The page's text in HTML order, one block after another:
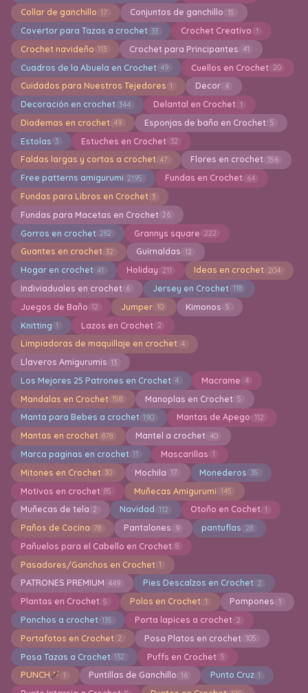
Collar de ganchillo 17 Conjuntos de ganchillo 15
Covertor para Tazas a crochet 33 Crochet Creativo 1
Crochet navideño 113 Crochet para Principantes 41
Cuadros de la Abuela en Crochet 49 Cuellos en Crochet 20
Cuidados para Nuestros Tejedores 1 Decor 4
Decoración en crochet 344 Delantal en Crochet 1
Diademas en crochet 49 Esponjas de baño en Crochet 5
Estolas 3 Estuches en Crochet 32
Faldas largas y cortas a crochet 47 Flores en crochet 156
Free patterns amigurumi 2195 Fundas en Crochet 64
Fundas para Libros en Crochet 3
Fundas para Macetas en Crochet 26
Gorros en crochet 282 Grannys square 222
Guantes en crochet 32 Guirnaldas 12
Hogar en crochet 41 Holiday 211 Ideas en crochet 204
Indiviaduales en crochet 6 Jersey en Crochet 118
Juegos de Baño 12 Jumper 10 Kimonos 5
Knitting 1 Lazos en Crochet 2
Limpiadoras de maquillaje en crochet 4
Llaveros Amigurumis 13
Los Mejores 25 Patrones en Crochet 4 Macrame 4
Mandalas en Crochet 158 Manoplas en Crochet 5
Manta para Bebes a crochet 190 Mantas de Apego 112
Mantas en crochet 878 Mantel a crochet 40
Marca paginas en crochet 11 Mascarillas 1
Mitones en Crochet 30 Mochila 17 Monederos 35
Motivos en crochet 85 Muñecas Amigurumi 145
Muñecas de tela 2 Navidad 112 Otoño en Cochet 1
Paños de Cocina 78 Pantalones 9 pantuflas 28
Pañuelos para el Cabello en Crochet 8
Pasadores/Ganchos en Crochet 1
PATRONES PREMIUM 449 Pies Descalzos en Crochet 2
Plantas en Crochet 5 Polos en Crochet 1 Pompones 1
Ponchos a crochet 135 Porta lapices a crochet 2
Portafotos en Crochet 2 Posa Platos en crochet 105
Posa Tazas a Crochet 132 Puffs en Crochet 5
PUNCH 1 Puntillas de Ganchillo 16 Punto Cruz 1